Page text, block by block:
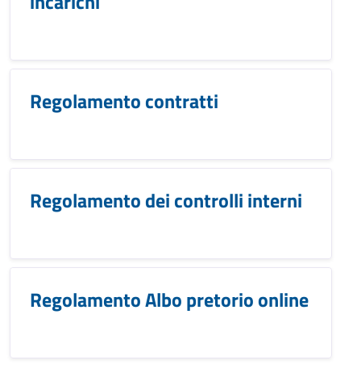
Regolamento contratti
Regolamento dei controlli interni
Regolamento Albo pretorio online